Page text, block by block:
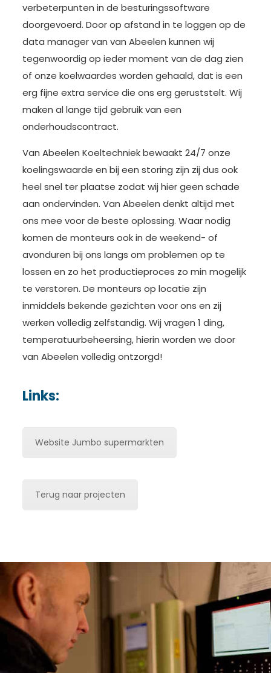
verbeterpunten in de besturingssoftware
doorgevoerd. Door op afstand in te loggen op de
data manager van van Abeelen kunnen wij
tegenwoordig op ieder moment van de dag zien
of onze koelwaardes worden gehaald, dat is een
erg fijne extra service die ons erg geruststelt. Wij
maken al lange tijd gebruik van een
onderhoudscontract.
Van Abeelen Koeltechniek bewaakt 24/7 onze
koelingswaarde en bij een storing zijn zij dus ook
heel snel ter plaatse zodat wij hier geen schade
aan ondervinden. Van Abeelen denkt altijd met
ons mee voor de beste oplossing. Waar nodig
komen de monteurs ook in de weekend- of
avonduren bij ons langs om problemen op te
lossen en zo het productieproces zo min mogelijk
te verstoren. De monteurs op locatie zijn
inmiddels bekende gezichten voor ons en zij
werken volledig zelfstandig. Wij vragen 1 ding,
temperatuurbeheersing, hierin worden we door
van Abeelen volledig ontzorgd!
Links:
Website Jumbo supermarkten
Terug naar projecten